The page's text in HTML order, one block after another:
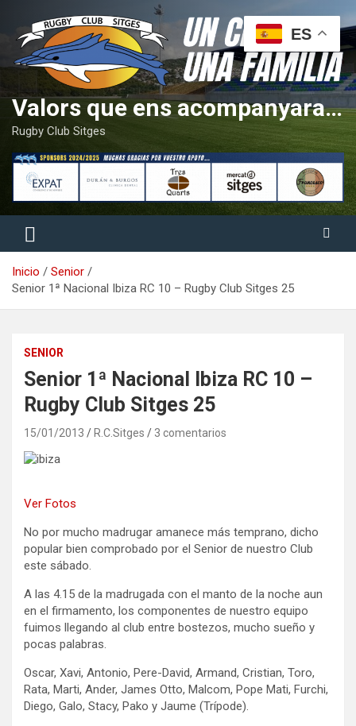
contenido
Valors que ens acompanyaran tota la vida
Rugby Club Sitges
Inicio
Senior
Senior 1ª Nacional Ibiza RC 10 – Rugby Club Sitges 25
SENIOR
Senior 1ª Nacional Ibiza RC 10 –
Rugby Club Sitges 25
15/01/2013 R.C.Sitges 3 comentarios
Ver Fotos
No por mucho madrugar amanece más temprano, dicho
popular bien comprobado por el Senior de nuestro Club
este sábado.
A las 4.15 de la madrugada con el manto de la noche aun
en el firmamento, los componentes de nuestro equipo
fuimos llegando al club entre bostezos, mucho sueño y
pocas palabras.
Oscar, Xavi, Antonio, Pere-David, Armand, Cristian, Toro,
Rata, Marti, Ander, James Otto, Malcom, Pope Mati, Furchi,
Diego, Galo, Stacy, Pako y Jaume (Trípode).
ES